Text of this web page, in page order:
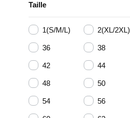
Taille
1(S/M/L) 2(XL/2XL)
36 38
42 44
48 50
54 56